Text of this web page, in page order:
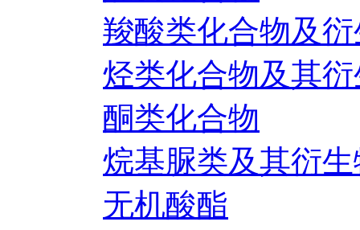
羧酸类化合物及
烃类化合物及其
酮类化合物
烷基脲类及其衍
无机酸酯